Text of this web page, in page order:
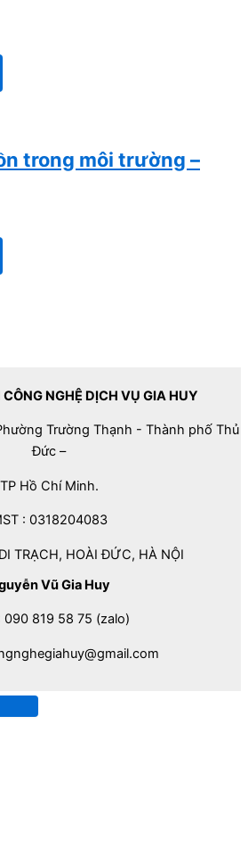
trong môi trường –
NGHỆ DỊCH VỤ GIA HUY
Trường Thạnh - Thành phố Thủ
Đức –
TP Hồ Chí Minh.
: 0318204083
TRẠCH, HOÀI ĐỨC, HÀ NỘI
Vũ Gia Huy
090 819 58 75 (zalo)